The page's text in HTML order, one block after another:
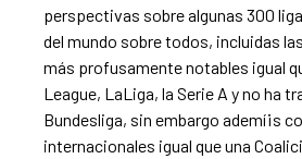
perspectivas sobre algunas 300
del mundo sobre todos, incluidas
más profusamente notables igual
League, LaLiga, la Serie A y no ha
Bundesliga, sin embargo ademí¡s
internacionales igual que una